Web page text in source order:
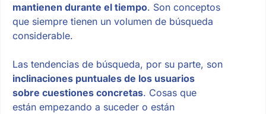
mantienen durante el tiempo. Son conceptos
que siempre tienen un volumen de búsqueda
considerable.
Las tendencias de búsqueda, por su parte, son
inclinaciones puntuales de los usuarios
sobre cuestiones concretas. Cosas que
están empezando a suceder o están